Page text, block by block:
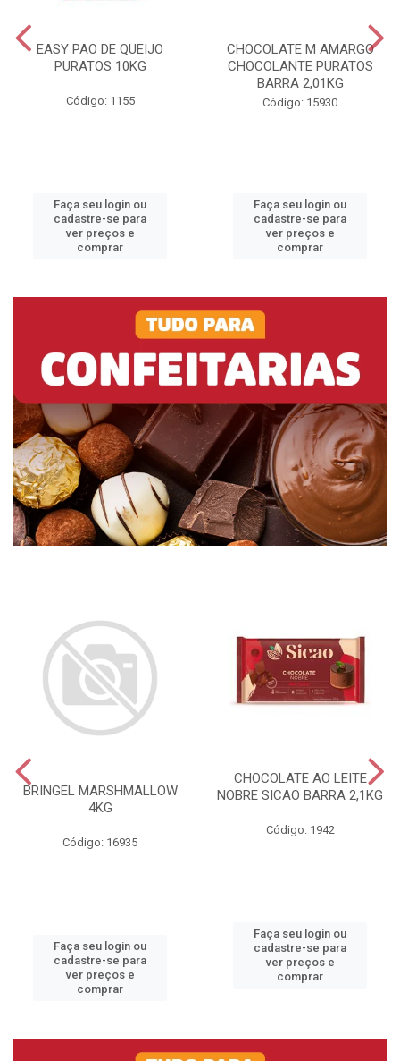
EASY PAO DE QUEIJO
PURATOS 10KG
Código: 1155
Faça seu login ou
cadastre-se para
ver preços e
comprar
CHOCOLATE M AMARGO
CHOCOLANTE PURATOS
BARRA 2,01KG
Código: 15930
Faça seu login ou
cadastre-se para
ver preços e
comprar
BRINGEL MARSHMALLOW
4KG
Código: 16935
Faça seu login ou
cadastre-se para
ver preços e
comprar
CHOCOLATE AO LEITE
NOBRE SICAO BARRA 2,1KG
Código: 1942
Faça seu login ou
cadastre-se para
ver preços e
comprar